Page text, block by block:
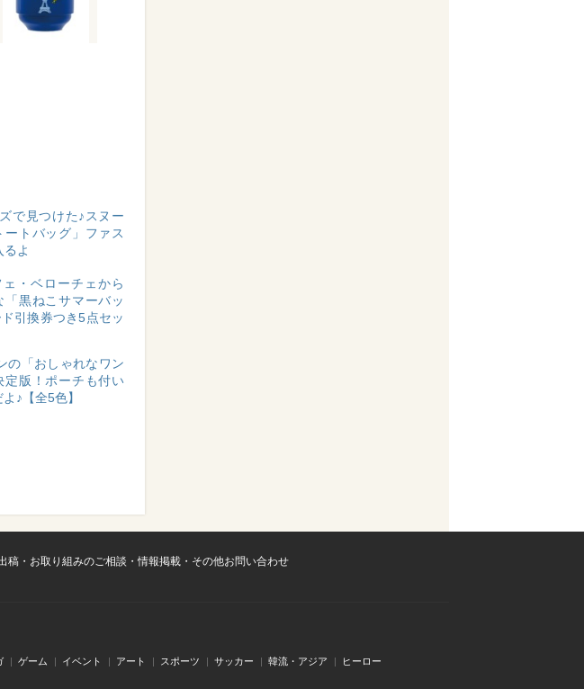
で見つけた♪スヌー
ートバッグ」ファス
よ
ェ・ベローチェから
黒ねこサマーバッ
引換券つき5点セッ
の「おしゃれなワン
定版！ポーチも付い
♪【全5色】
稿・お取り組みのご相談・情報掲載・その他お問い合わせ
ゲーム イベント アート スポーツ サッカー 韓流・アジア ヒーロー